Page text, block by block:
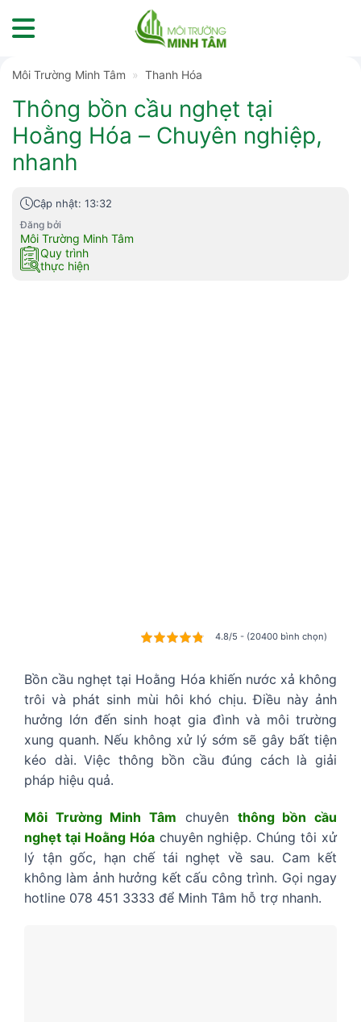
to
Môi Trường Minh Tâm » Thanh Hóa
Thông bồn cầu nghẹt tại
Hoằng Hóa – Chuyên nghiệp,
nhanh
Cập nhật: 13:32
Đăng bởi
Môi Trường Minh Tâm
Quy trình
thực hiện
4.8/5 - (20400 bình chọn)
Bồn cầu nghẹt tại Hoằng Hóa khiến nước xả không
trôi và phát sinh mùi hôi khó chịu. Điều này ảnh
hưởng lớn đến sinh hoạt gia đình và môi trường
xung quanh. Nếu không xử lý sớm sẽ gây bất tiện
kéo dài. Việc thông bồn cầu đúng cách là giải
pháp hiệu quả.
Môi Trường Minh Tâm chuyên thông bồn cầu
nghẹt tại Hoằng Hóachuyên nghiệp. Chúng tôi xử
lý tận gốc, hạn chế tái nghẹt về sau. Cam kết
không làm ảnh hưởng kết cấu công trình. Gọi ngay
hotline 078 451 3333 để Minh Tâm hỗ trợ nhanh.